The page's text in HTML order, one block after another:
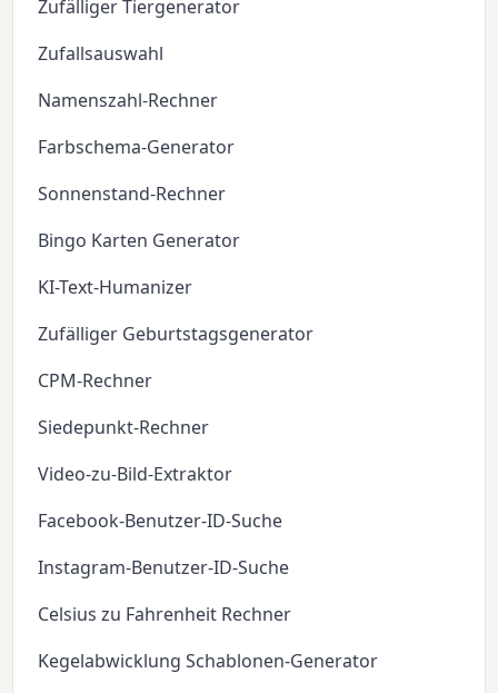
Zufälliger Tiergenerator
Zufallsauswahl
Namenszahl-Rechner
Farbschema-Generator
Sonnenstand-Rechner
Bingo Karten Generator
KI-Text-Humanizer
Zufälliger Geburtstagsgenerator
CPM-Rechner
Siedepunkt-Rechner
Video-zu-Bild-Extraktor
Facebook-Benutzer-ID-Suche
Instagram-Benutzer-ID-Suche
Celsius zu Fahrenheit Rechner
Kegelabwicklung Schablonen-Generator